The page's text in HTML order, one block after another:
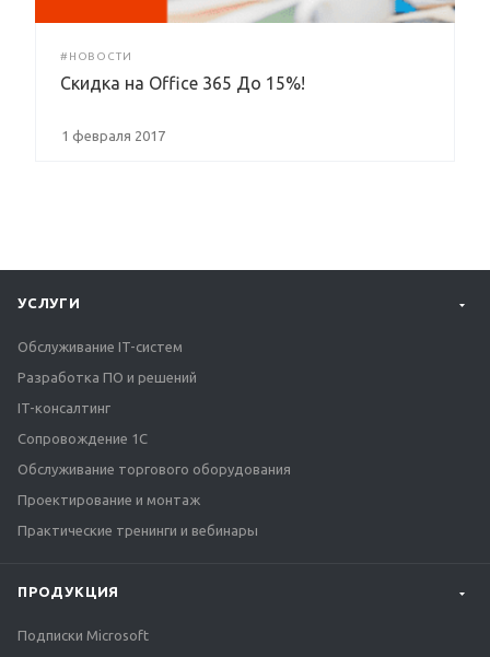
#НОВОСТИ
Скидка на Office 365 До 15%!
1 февраля 2017
УСЛУГИ
Обслуживание IT-систем
Разработка ПО и решений
IT-консалтинг
Сопровождение 1С
Обслуживание торгового оборудования
Проектирование и монтаж
Практические тренинги и вебинары
ПРОДУКЦИЯ
Подписки Microsoft